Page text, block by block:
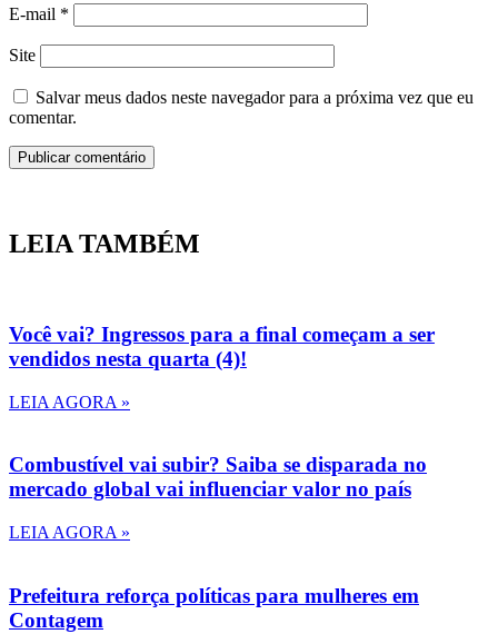
E-mail *
Site
Salvar meus dados neste navegador para a próxima vez que eu
comentar.
LEIA TAMBÉM
Você vai? Ingressos para a final começam a ser
vendidos nesta quarta (4)!
LEIA AGORA »
Combustível vai subir? Saiba se disparada no
mercado global vai influenciar valor no país
LEIA AGORA »
Prefeitura reforça políticas para mulheres em
Contagem